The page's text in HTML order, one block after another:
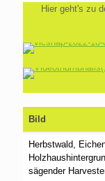
Hier geht's zu
Bild
Herbstwald,
sägender